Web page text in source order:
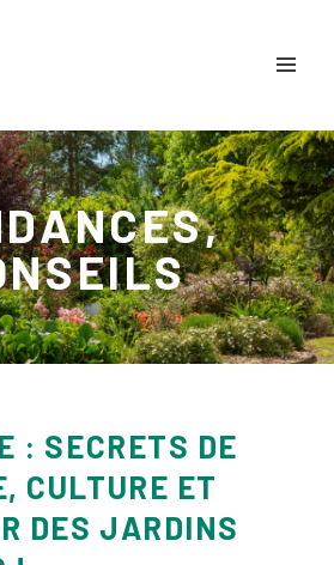
: SECRETS DE
CULTURE ET
DES JARDINS